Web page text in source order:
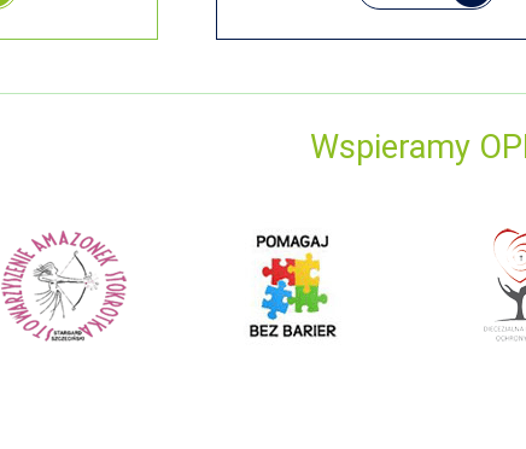
Wspieramy